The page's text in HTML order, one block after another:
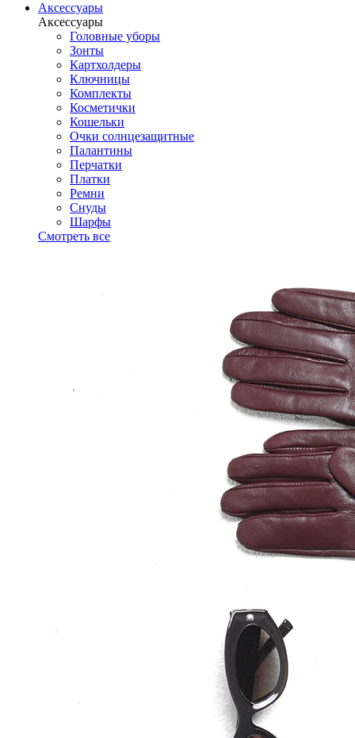
Аксессуары
Аксессуары
Головные уборы
Зонты
Картхолдеры
Ключницы
Комплекты
Косметички
Кошельки
Очки солнцезащитные
Палантины
Перчатки
Платки
Ремни
Снуды
Шарфы
Смотреть все